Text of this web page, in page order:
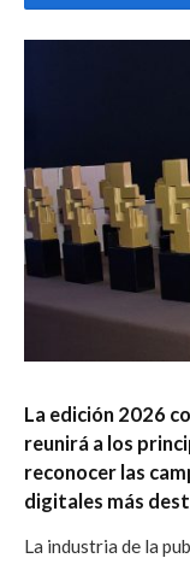
La edición 2026
reunirá a los
reconocer las
digitales más
La industria de la